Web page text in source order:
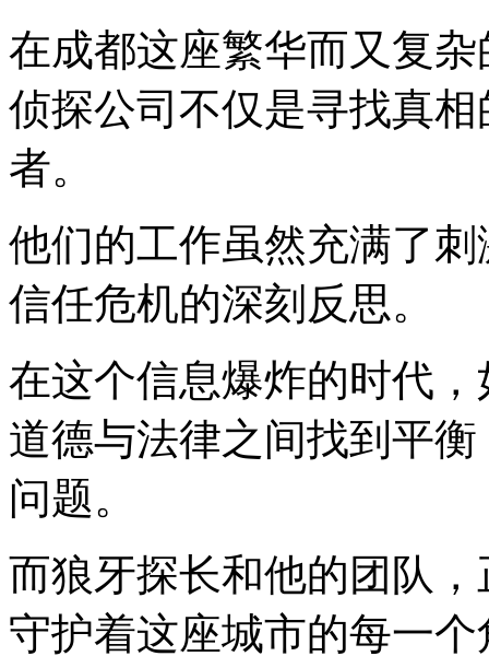
在成都这座繁华而又复
侦探公司不仅是寻找真
者。
他们的工作虽然充满了
信任危机的深刻反思。
在这个信息爆炸的时代
道德与法律之间找到平
问题。
而狼牙探长和他的团队
守护着这座城市的每一